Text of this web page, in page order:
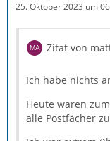
25. Oktober 2023 um
Zitat von
Ich habe nichts
Heute waren
alle Postfächer